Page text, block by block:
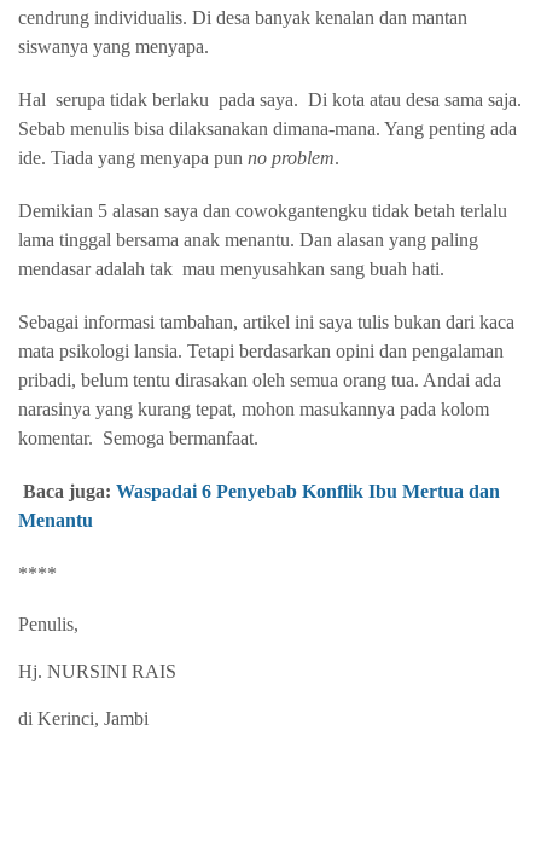
cendrung individualis. Di desa banyak kenalan dan mantan
siswanya yang menyapa.
Hal serupa tidak berlaku pada saya. Di kota atau desa sama saja.
Sebab menulis bisa dilaksanakan dimana-mana. Yang penting ada
ide. Tiada yang menyapa pun no problem.
Demikian 5 alasan saya dan cowokgantengku tidak betah terlalu
lama tinggal bersama anak menantu. Dan alasan yang paling
mendasar adalah tak mau menyusahkan sang buah hati.
Sebagai informasi tambahan, artikel ini saya tulis bukan dari kaca
mata psikologi lansia. Tetapi berdasarkan opini dan pengalaman
pribadi, belum tentu dirasakan oleh semua orang tua. Andai ada
narasinya yang kurang tepat, mohon masukannya pada kolom
komentar. Semoga bermanfaat.
Baca juga: Waspadai 6 Penyebab Konflik Ibu Mertua dan
Menantu
****
Penulis,
Hj. NURSINI RAIS
di Kerinci, Jambi